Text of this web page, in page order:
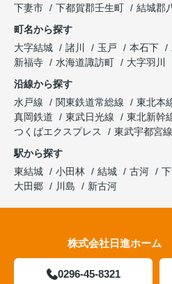
下妻市
下都賀郡壬生町 結城郡
町名から探す
大字結城
諸川 玉戸 本石下
新福寺
水海道諏訪町
大字羽川
沿線から探す
水戸線
関東鉄道常総線 東北本
真岡鉄道
東武日光線 東北新幹
つくばエクスプレス
東武宇都宮線
駅から探す
東結城
小田林 結城 古河
大田郷
川島 新古河
株式会社日進ホーム
0296-45-8321